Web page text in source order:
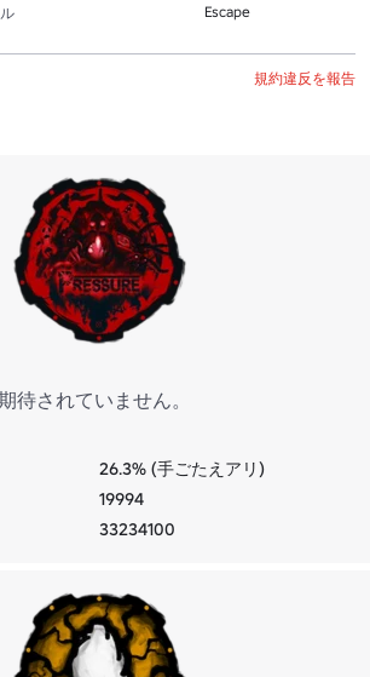
Escape
規約違反を報告
待されていません。
26.3% (手ごたえアリ)
19994
33234100